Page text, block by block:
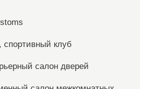
спортивный клуб
салон дверей